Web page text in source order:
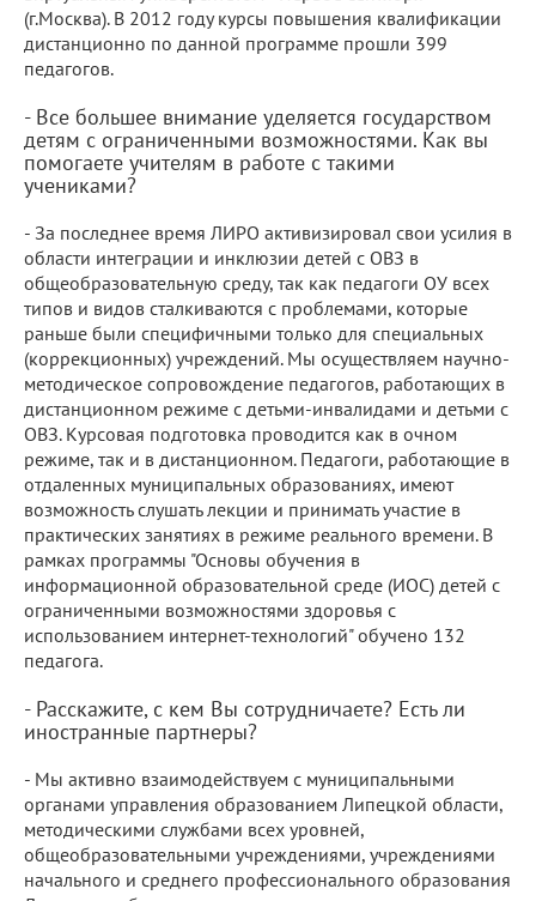
(г.Москва). В 2012 году курсы повышения квалификации
дистанционно по данной программе прошли 399
педагогов.
- Все большее внимание уделяется государством
детям с ограниченными возможностями. Как вы
помогаете учителям в работе с такими
учениками?
- За последнее время ЛИРО активизировал свои усилия в
области интеграции и инклюзии детей с ОВЗ в
общеобразовательную среду, так как педагоги ОУ всех
типов и видов сталкиваются с проблемами, которые
раньше были специфичными только для специальных
(коррекционных) учреждений. Мы осуществляем научно-
методическое сопровождение педагогов, работающих в
дистанционном режиме с детьми-инвалидами и детьми с
ОВЗ. Курсовая подготовка проводится как в очном
режиме, так и в дистанционном. Педагоги, работающие в
отдаленных муниципальных образованиях, имеют
возможность слушать лекции и принимать участие в
практических занятиях в режиме реального времени. В
рамках программы "Основы обучения в
информационной образовательной среде (ИОС) детей с
ограниченными возможностями здоровья с
использованием интернет-технологий" обучено 132
педагога.
- Расскажите, с кем Вы сотрудничаете? Есть ли
иностранные партнеры?
- Мы активно взаимодействуем с муниципальными
органами управления образованием Липецкой области,
методическими службами всех уровней,
общеобразовательными учреждениями, учреждениями
начального и среднего профессионального образования